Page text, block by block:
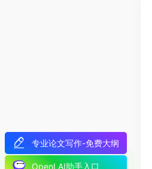
专业论文写作-免费大纲
OpenI AI助手入口